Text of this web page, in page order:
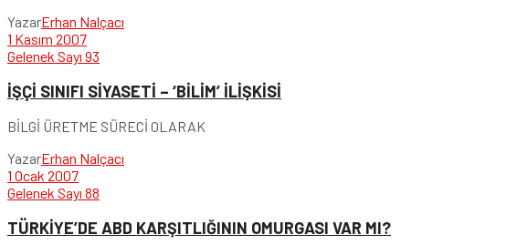
YazarErhan Nalçacı
1 Kasım 2007
Gelenek Sayı 93
İŞÇİ SINIFI SİYASETİ – ‘BİLİM’ İLİŞKİSİ
BİLGİ ÜRETME SÜRECİ OLARAK
YazarErhan Nalçacı
1 Ocak 2007
Gelenek Sayı 88
TÜRKİYE’DE ABD KARŞITLIĞININ OMURGASI VAR MI?